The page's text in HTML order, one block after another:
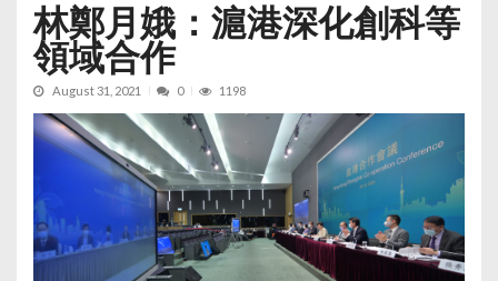
林鄭月娥：滬港深化創科等
領域合作
August 31, 2021 0 1198